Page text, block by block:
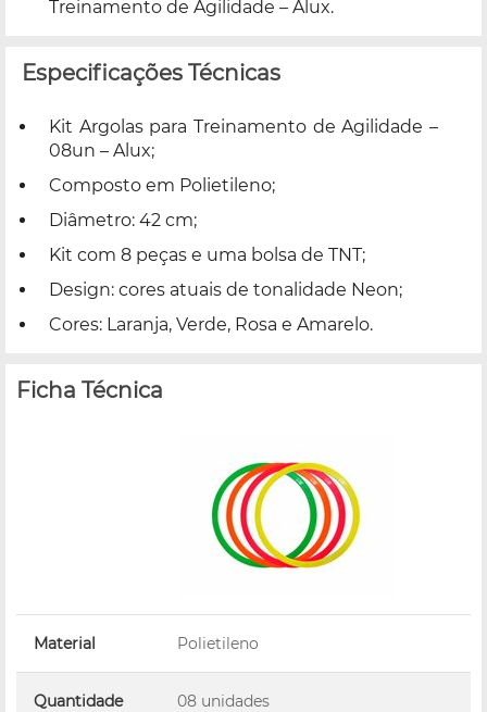
Treinamento de Agilidade – Alux.
Especificações Técnicas
Kit Argolas para Treinamento de Agilidade –
08un – Alux;
Composto em Polietileno;
Diâmetro: 42 cm;
Kit com 8 peças e uma bolsa de TNT;
Design: cores atuais de tonalidade Neon;
Cores: Laranja, Verde, Rosa e Amarelo.
Ficha Técnica
Material Polietileno
Quantidade 08 unidades